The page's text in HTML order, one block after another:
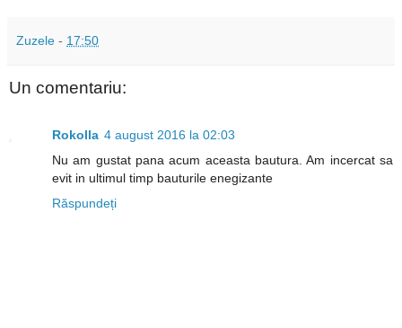
Zuzele - 17:50
Un comentariu:
Rokolla 4 august 2016 la 02:03
Nu am gustat pana acum aceasta bautura. Am incercat sa
evit in ultimul timp bauturile enegizante
Răspundeți